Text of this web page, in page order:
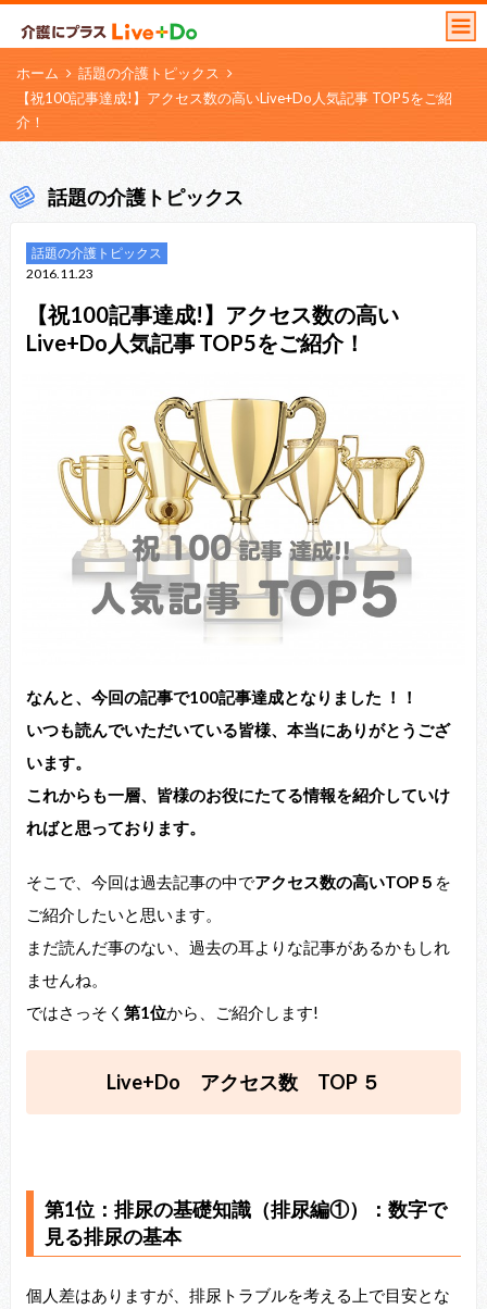
ホーム
話題の介護トピックス
【祝100記事達成!】アクセス数の高いLive+Do人気記事 TOP5をご紹
介！
話題の介護トピックス
話題の介護トピックス
2016.11.23
【祝100記事達成!】アクセス数の高い
Live+Do人気記事 TOP5をご紹介！
なんと、今回の記事で100記事達成となりました ！！
いつも読んでいただいている皆様、本当にありがとうござ
います。
これからも一層、皆様のお役にたてる情報を紹介していけ
ればと思っております。
そこで、今回は過去記事の中でアクセス数の高いTOP５ を
ご紹介したいと思います。
まだ読んだ事のない、過去の耳よりな記事があるかもしれ
ませんね。
ではさっそく 第1位から、ご紹介します!
Live+Do アクセス数 TOP ５
第1位：排尿の基礎知識（排尿編①）：数字で
見る排尿の基本
個人差はありますが、排尿トラブルを考える上で目安とな